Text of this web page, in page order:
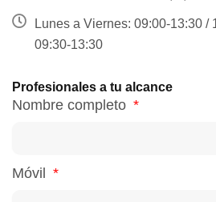
Lunes a Viernes: 09:00-13:30 /
09:30-13:30
Profesionales a tu alcance
Nombre completo
Móvil